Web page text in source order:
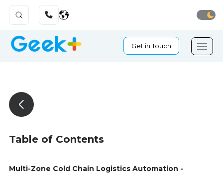
Get in Touch
Table of Contents
Multi-Zone Cold Chain Logistics Automation -